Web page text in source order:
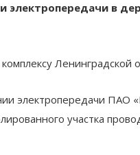
электропередачи в
Ленинградской
электропередачи ПАО
участка